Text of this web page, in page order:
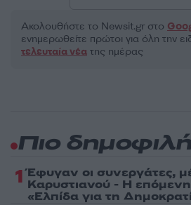
Ακολουθήστε το Νewsit.gr στο
ενημερωθείτε πρώτοι για όλη την
τελευταία νέα της ημέρας
Πιο δημοφιλή
1 Έφυγαν οι συνεργάτες,
Καρυστιανού - Η
«Ελπίδα για τη